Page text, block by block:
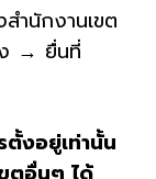
ำนักงานเขต
ง → ยื่นที่
ตั้งอยู่เท่านั้น